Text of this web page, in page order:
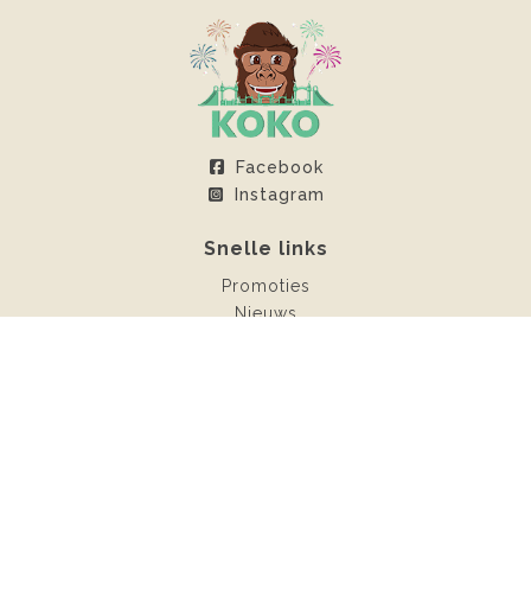
Facebook
Instagram
Snelle links
Promoties
Nieuws